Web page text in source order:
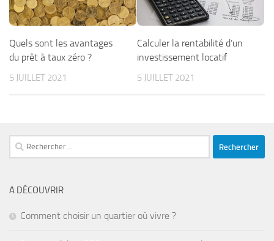
Quels sont les avantages
du prêt à taux zéro ?
5 JUILLET 2021
Calculer la rentabilité d’un
investissement locatif
5 JUILLET 2021
Rechercher :
A DÉCOUVRIR
Comment choisir un quartier où vivre ?